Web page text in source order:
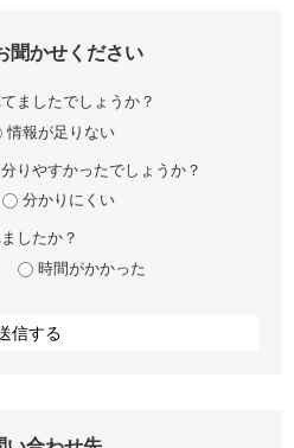
聞かせください
ましたでしょうか？
情報が足りない
りやすかったでしょうか？
分かりにくい
したか？
時間がかかった